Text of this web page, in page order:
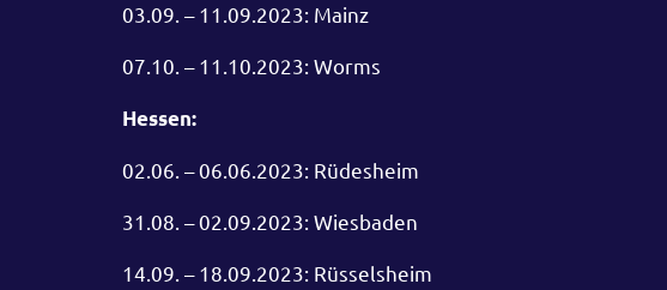
03.09. – 11.09.2023: Mainz
07.10. – 11.10.2023: Worms
Hessen:
02.06. – 06.06.2023: Rüdesheim
31.08. – 02.09.2023: Wiesbaden
14.09. – 18.09.2023: Rüsselsheim